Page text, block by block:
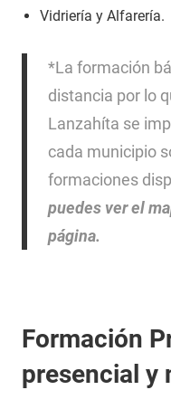
Vidriería y Alfarería.
*La formación
distancia por lo
Lanzahíta se
cada municipio
formaciones
puedes ver el
página.
Formación
presencial y